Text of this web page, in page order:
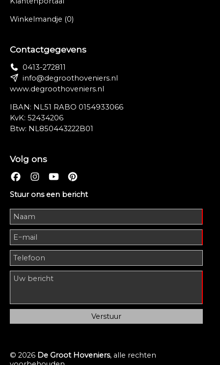
Winkelmandje (0)
Contactgegevens
0413-272811
info@degroothoveniers.nl
www.degroothoveniers.nl
IBAN: NL51 RABO 0154933066
KvK: 52434206
Btw: NL850443222B01
Volg ons
Stuur ons een bericht
© 2026 De Groot Hoveniers, alle rechten